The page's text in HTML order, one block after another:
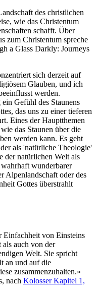
des christlichen
wie das Christentum
schafft. Über
zum Christentum spreche
a Glass Darkly: Journeys
sich derzeit auf
Glauben, und ich
werden.
Gefühl des Staunens
das uns zu einer tieferen
Eines der Hauptthemen
das Staunen über die
werden kann. Es geht
als 'natürliche Theologie'
der natürlichen Welt als
wunderbarer
Alpenlandschaft oder des
Gottes überstrahlt
von Einsteins
als auch von der
Welt. Sie spricht
an und auf die
zusammenzuhalten.»
nach Kolosser Kapitel 1,